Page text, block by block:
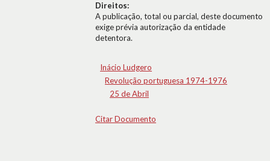
Direitos:
A publicação, total ou parcial, deste documento
exige prévia autorização da entidade
detentora.
Inácio Ludgero
Revolução portuguesa 1974-1976
25 de Abril
Citar Documento